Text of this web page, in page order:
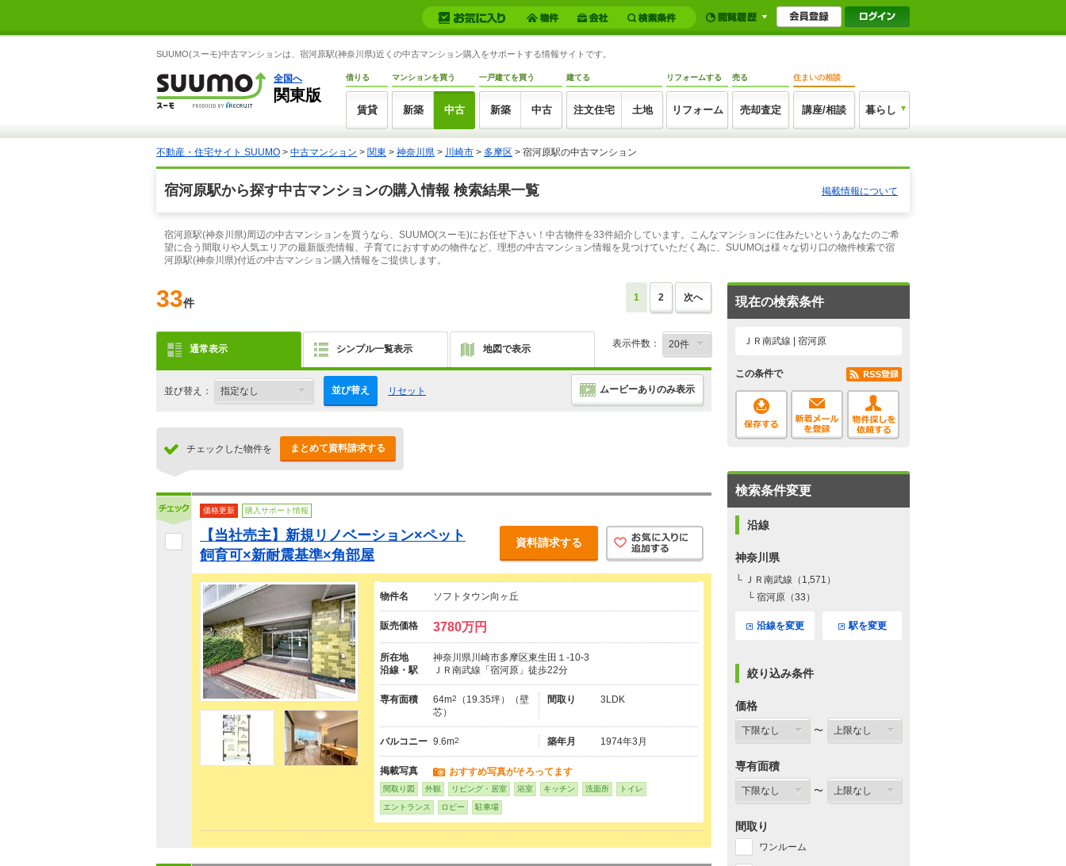
SUUMO(スーモ)中古マンションは、宿河原駅(神奈川県)近くの中古マンション購入をサポートする情報サイトです。
全国へ
関東版
借りる
賃貸
マンションを買う
新築 中古
一戸建てを買う
新築 中古
建てる
注文住宅 土地
リフォームする
リフォーム
売る
売却査定
住まいの相談
講座/相談 暮らし
不動産・住宅サイト SUUMO > 中古マンション > 関東 > 神奈川県 > 川崎市 > 多摩区 > 宿河原駅の中古マンション
宿河原駅から探す中古マンションの購入情報 検索結果一覧 掲載情報について
宿河原駅(神奈川県)周辺の中古マンションを買うなら、SUUMO(スーモ)にお任せ下さい！中古物件を33件紹介しています。こんなマンションに住みたいというあなたのご希
望に合う間取りや人気エリアの最新販売情報、子育てにおすすめの物件など、理想の中古マンション情報を見つけていただく為に、SUUMOは様々な切り口の物件検索で宿
河原駅(神奈川県)付近の中古マンション購入情報をご提供します。
33件 1 2 次へ
通常表示 シンプル一覧表示 地図で表示 表示件数：
並び替え： 並び替え リセット ムービーありのみ表示
チェックした物件を まとめて資料請求する
価格更新 購入サポート情報
【当社売主】新規リノベーション×ペット
飼育可×新耐震基準×角部屋
資料請求する
物件名 ソフトタウン向ヶ丘
販売価格 3780万円
所在地
神奈川県川崎市多摩区東生田１-10-3
沿線・駅
ＪＲ南武線「宿河原」徒歩22分
専有面積 64m2
（19.35坪）（壁
芯）
間取り 3LDK
バルコニー 9.6m2 築年月 1974年3月
掲載写真 おすすめ写真がそろってます
間取り図 外観 リビング・居室 浴室 キッチン 洗面所 トイレ
エントランス ロビー 駐車場
現在の検索条件
ＪＲ南武線 | 宿河原
この条件で
検索条件変更
沿線
神奈川県
└ ＪＲ南武線（1,571）
└ 宿河原（33）
沿線を変更 駅を変更
絞り込み条件
価格
〜
専有面積
〜
間取り
ワンルーム